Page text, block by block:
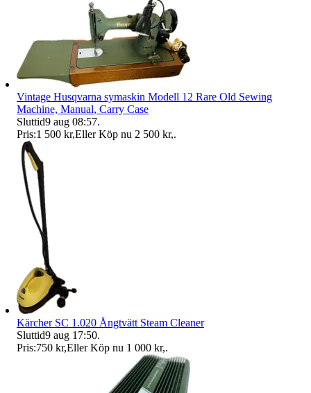
Vintage Husqvarna symaskin Modell 12 Rare Old Sewing
Machine, Manual, Carry Case
Sluttid9 aug 08:57.
Pris:1 500 kr,Eller Köp nu 2 500 kr,.
Kärcher SC 1.020 Ångtvätt Steam Cleaner
Sluttid9 aug 17:50.
Pris:750 kr,Eller Köp nu 1 000 kr,.